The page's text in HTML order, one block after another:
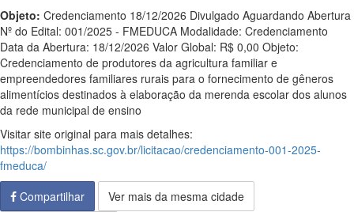
Objeto: Credenciamento 18/12/2026 Divulgado Aguardando Abertura
Nº do Edital: 001/2025 - FMEDUCA Modalidade: Credenciamento
Data da Abertura: 18/12/2026 Valor Global: R$ 0,00 Objeto:
Credenciamento de produtores da agricultura familiar e
empreendedores familiares rurais para o fornecimento de gêneros
alimentícios destinados à elaboração da merenda escolar dos alunos
da rede municipal de ensino
Visitar site original para mais detalhes:
https://bombinhas.sc.gov.br/licitacao/credenciamento-001-2025-
fmeduca/
Compartilhar
Ver mais da mesma cidade